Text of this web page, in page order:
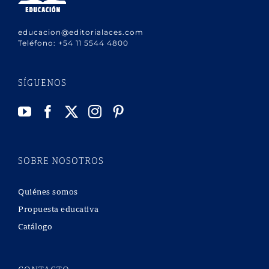
educacion@editorialaces.com
Teléfono: +54 11 5544 4800
SÍGUENOS
SOBRE NOSOTROS
Quiénes somos
Propuesta educativa
Catálogo